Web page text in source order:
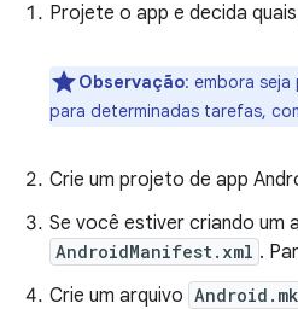
Projete o app e decida
Observação: embora
para determinadas tarefas,
Crie um projeto de app
Se você estiver criando um
AndroidManifest.xml .
Crie um arquivo Android.mk